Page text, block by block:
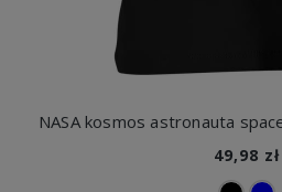
49,98 zł